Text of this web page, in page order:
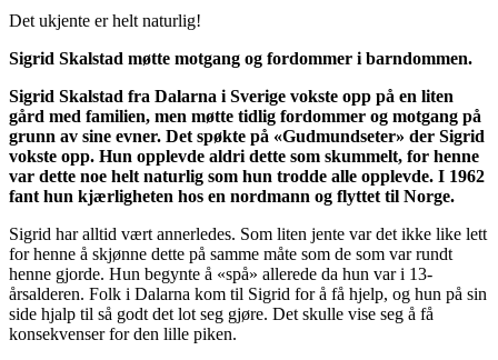
Det ukjente er helt naturlig!
Sigrid Skalstad møtte motgang og fordommer i barndommen.
Sigrid Skalstad fra Dalarna i Sverige vokste opp på en liten
gård med familien, men møtte tidlig fordommer og motgang på
grunn av sine evner. Det spøkte på «Gudmundseter» der Sigrid
vokste opp. Hun opplevde aldri dette som skummelt, for henne
var dette noe helt naturlig som hun trodde alle opplevde. I 1962
fant hun kjærligheten hos en nordmann og flyttet til Norge.
Sigrid har alltid vært annerledes. Som liten jente var det ikke like lett
for henne å skjønne dette på samme måte som de som var rundt
henne gjorde. Hun begynte å «spå» allerede da hun var i 13-
årsalderen. Folk i Dalarna kom til Sigrid for å få hjelp, og hun på sin
side hjalp til så godt det lot seg gjøre. Det skulle vise seg å få
konsekvenser for den lille piken.